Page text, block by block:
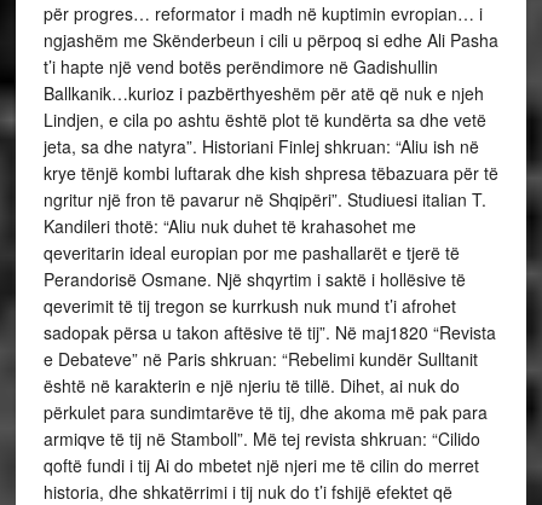
për progres… reformator i madh në kuptimin evropian… i
ngjashëm me Skënderbeun i cili u përpoq si edhe Ali Pasha
t’i hapte një vend botës perëndimore në Gadishullin
Ballkanik…kurioz i pazbërthyeshëm për atë që nuk e njeh
Lindjen, e cila po ashtu është plot të kundërta sa dhe vetë
jeta, sa dhe natyra”. Historiani Finlej shkruan: “Aliu ish në
krye tënjë kombi luftarak dhe kish shpresa tëbazuara për të
ngritur një fron të pavarur në Shqipëri”. Studiuesi italian T.
Kandileri thotë: “Aliu nuk duhet të krahasohet me
qeveritarin ideal europian por me pashallarët e tjerë të
Perandorisë Osmane. Një shqyrtim i saktë i hollësive të
qeverimit të tij tregon se kurrkush nuk mund t’i afrohet
sadopak përsa u takon aftësive të tij”. Në maj1820 “Revista
e Debateve” në Paris shkruan: “Rebelimi kundër Sulltanit
është në karakterin e një njeriu të tillë. Dihet, ai nuk do
përkulet para sundimtarëve të tij, dhe akoma më pak para
armiqve të tij në Stamboll”. Më tej revista shkruan: “Cilido
qoftë fundi i tij Ai do mbetet një njeri me të cilin do merret
historia, dhe shkatërrimi i tij nuk do t’i fshijë efektet që